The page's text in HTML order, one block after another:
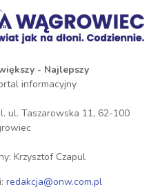
- Najlepszy
informacyjny
ul. Taszarowska 11, 62-100
Krzysztof Czapul
redakcja@onw.com.pl